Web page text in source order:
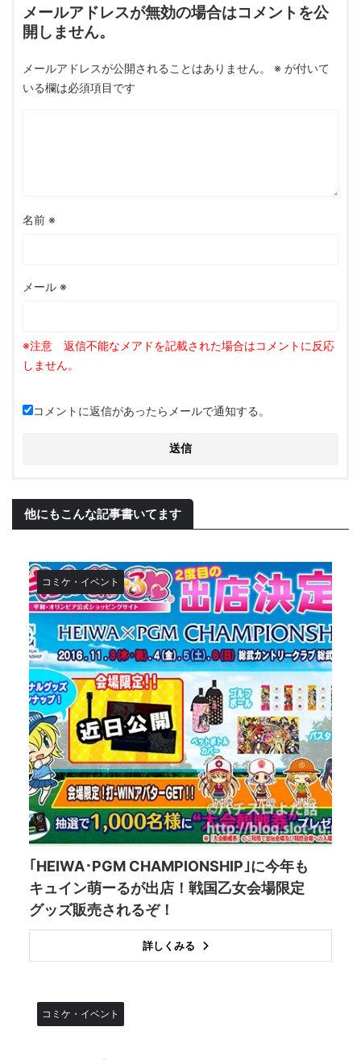
メールアドレスが無効の場合はコメントを公
開しません。
メールアドレスが公開されることはありません。 ※ が付いて
いる欄は必須項目です
名前 ※
メール ※
コメントに返信があったらメールで通知する。
他にもこんな記事書いてます
コミケ・イベント
｢HEIWA･PGM CHAMPIONSHIP｣に今年も
キュイン萌ーるが出店！戦国乙女会場限定
グッズ販売されるぞ！
詳しくみる
コミケ・イベント